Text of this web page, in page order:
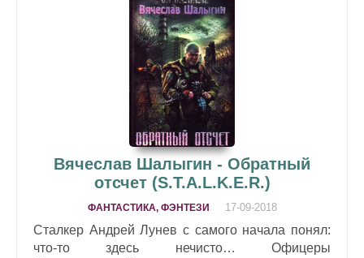
Вячеслав Шалыгин - Обратный
отсчет (S.T.A.L.K.E.R.)
ФАНТАСТИКА, ФЭНТЕЗИ 17-09-2018
Сталкер Андрей Лунев с самого начала понял:
что-то здесь нечисто… Офицеры